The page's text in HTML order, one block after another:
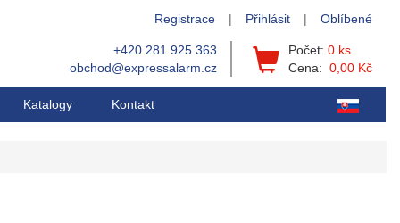
Registrace | Přihlásit | Oblíbené
+420 281 925 363
obchod@expressalarm.cz
Počet: 0 ks
Cena: 0,00 Kč
Katalogy Kontakt